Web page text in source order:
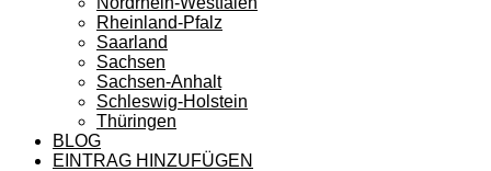
Rheinland-Pfalz
Saarland
Sachsen
Sachsen-Anhalt
Schleswig-Holstein
Thüringen
BLOG
EINTRAG HINZUFÜGEN